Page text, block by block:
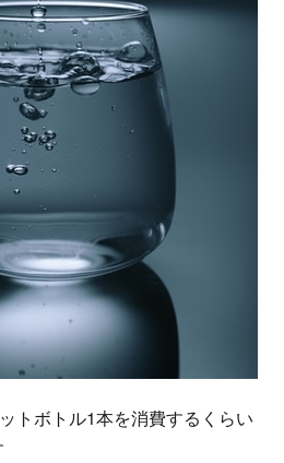
トボトル1本を消費するくらい